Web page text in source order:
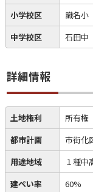
小学校区
識名小
中学校区
石田中
詳細情報
土地権利
所有権
都市計画
市街化
用途地域
１種中
建ぺい率
60%